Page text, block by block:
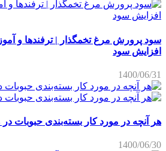
سود پرورش مرغ تخمگذار | ترفندها و
افزایش سود
1400/06/31
هر آنچه در مورد کار بسته‌بندی حبوبات در
1400/06/30